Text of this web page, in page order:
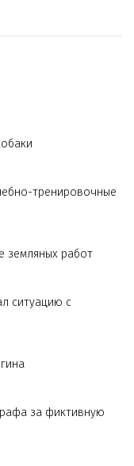
тренировочные
земляных работ
ситуацию с
за фиктивную